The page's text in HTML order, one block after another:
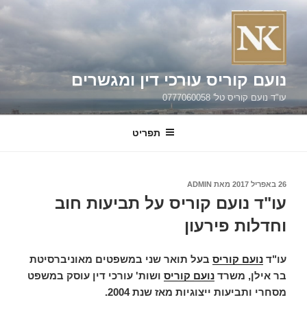
דילוג
נועם קוריס עורכי דין ומגשרים
עו"ד נועם קוריס טל' 0777060058
תפריט
פורסם
26 באפריל 2017 מאת ADMIN
עו"ד נועם קוריס על תביעות חוב
וחדלות פירעון
עו"ד נועם קוריס בעל תואר שני במשפטים מאוניברסיטת
בר אילן, משרד נועם קוריס ושות' עורכי דין עוסק במשפט
מסחרי ותביעות ייצוגיות מאז שנת 2004.